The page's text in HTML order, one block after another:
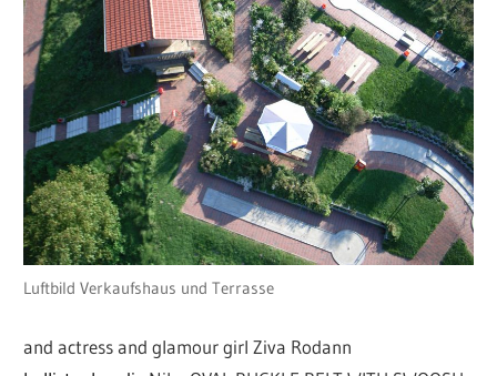
Luftbild Verkaufshaus und Terrasse
and actress and glamour girl Ziva Rodann